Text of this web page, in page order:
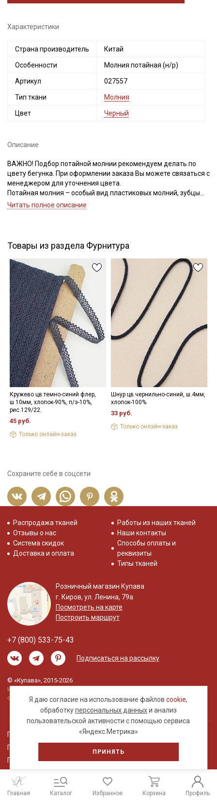
Характеристики
Страна производитель Китай
Особенности Молния потайная (н/р)
Артикул 027557
Тип ткани Молния
Цвет Черный
Описание
ВАЖНО! Подбор потайной молнии рекомендуем делать по
цвету бегунка. При оформлении заказа Вы можете связаться с
менеджером для уточнения цвета.
Потайная молния – особый вид пластиковых молний, зубцы
которых расположены на изнаночной стороне. Такая молния
Читать полное описание
Товары из раздела Фурнитура
Кружево цв.темно-синий флер,
ш.10мм, хлопок-90%, п/э-10%,
рис.129/22.
45 руб.
Только онлайн-заказ
Шнур цв.чернильно-синий, ш.4мм,
хлопок-100%
33 руб.
Только онлайн-заказ
Сохраните себе в соцсети
Я даю согласие на использование файловcookie,
обработкуперсональных данныхи анализ
пользовательской активности с помощью сервиса
«Яндекс.Метрика»
ПРИНЯТЬ
Распродажа тканей
Отзывы о нас
Система скидок
Доставка и оплата
Работы из наших тканей
Наши контакты
Способы оплаты и
реквизиты
Типы тканей
Розничный магазин Купава
г. Киров, ул. Ленина, 79а
Посмотреть на карте
Построить маршрут
+7 (800) 533-75-43
Подписаться на рассылку
© «Купава», 2015-2026
Информация на сайте не является публичной
офертой.
Правовая информация
Политика обработки персональных данных
Пользовательское соглашение
Главная Каталог Избранное Корзина Профиль
Мы публикуем здесь дополнительные
промокоды и скидки до 30% на узкие
категории тканей
Подписаться
Политикой обработки персональных
данныхи даюСогласие на обработку персональных